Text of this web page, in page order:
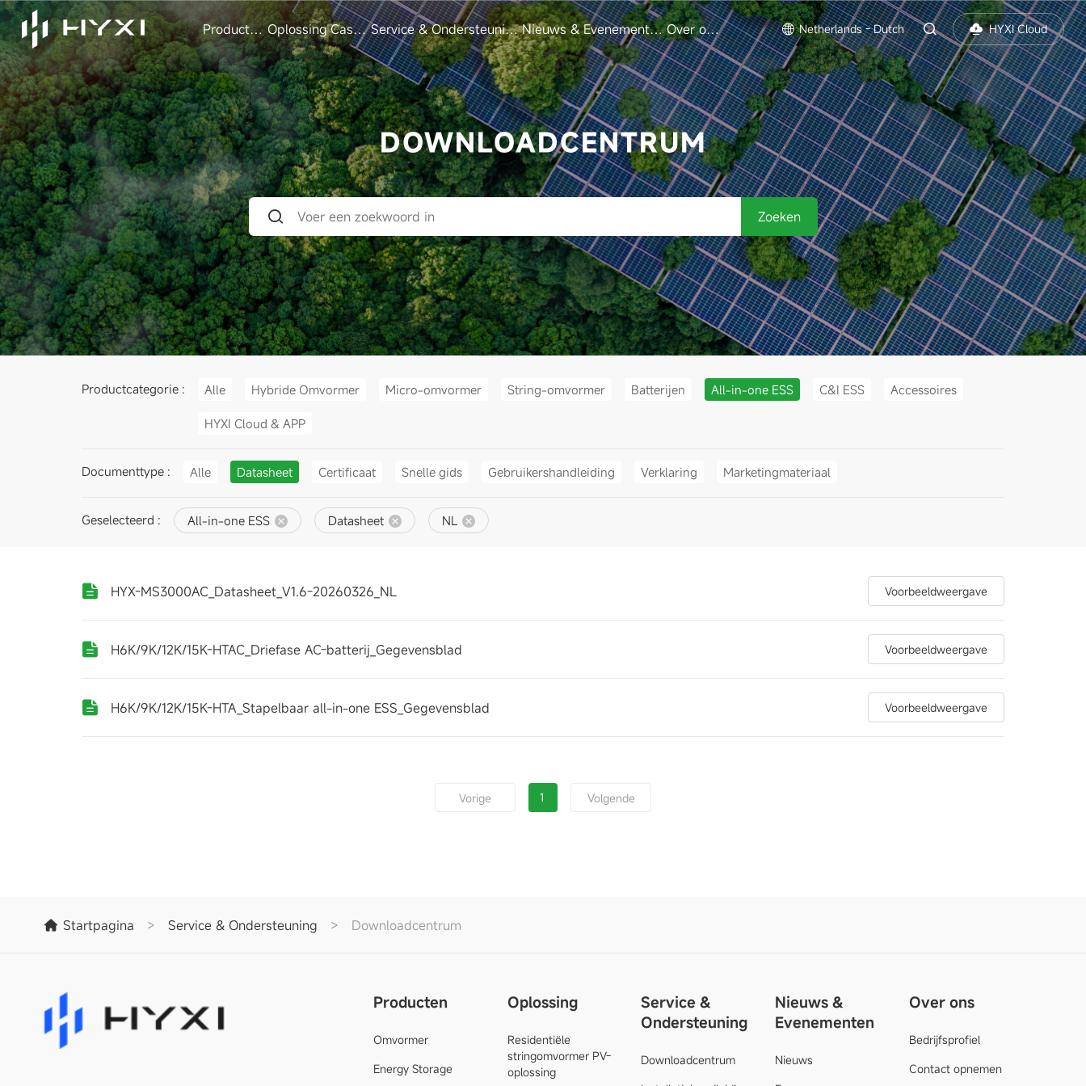
ProductenOplossing Cases Service & OndersteuningNieuws & EvenementenOver ons Netherlands - Dutch HYXI Cloud
DOWNLOADCENTRUM
Zoeken
Productcategorie : Alle Hybride Omvormer Micro-omvormer String-omvormer Batterijen All-in-one ESS C&I ESS Accessoires
HYXI Cloud & APP
Documenttype : Alle Datasheet Certificaat Snelle gids Gebruikershandleiding Verklaring Marketingmateriaal
Geselecteerd : All-in-one ESS Datasheet NL
HYX-MS3000AC_Datasheet_V1.6-20260326_NL Voorbeeldweergave
H6K/9K/12K/15K-HTAC_Driefase AC-batterij_Gegevensblad Voorbeeldweergave
H6K/9K/12K/15K-HTA_Stapelbaar all-in-one ESS_Gegevensblad Voorbeeldweergave
Vorige 1 Volgende
Startpagina > Service & Ondersteuning > Downloadcentrum
Producten
Omvormer
Energy Storage
Oplossing
Residentiële
stringomvormer PV-
oplossing
Service &
Ondersteuning
Downloadcentrum
Nieuws &
Evenementen
Nieuws
Over ons
Bedrijfsprofiel
Contact opnemen